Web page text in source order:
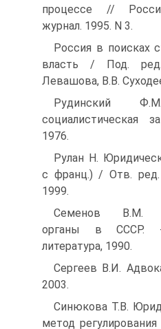
процессе //
журнал. 1995. N 3.
Россия в поисках
власть / Под.
Левашова, В.В.
Рудинский
социалистическая
1976.
Рулан Н.
с франц.) / Отв.
1999.
Семенов В.М.
органы в СССР.
литература, 1990.
Сергеев В.И.
2003.
Синюкова Т.В.
метод